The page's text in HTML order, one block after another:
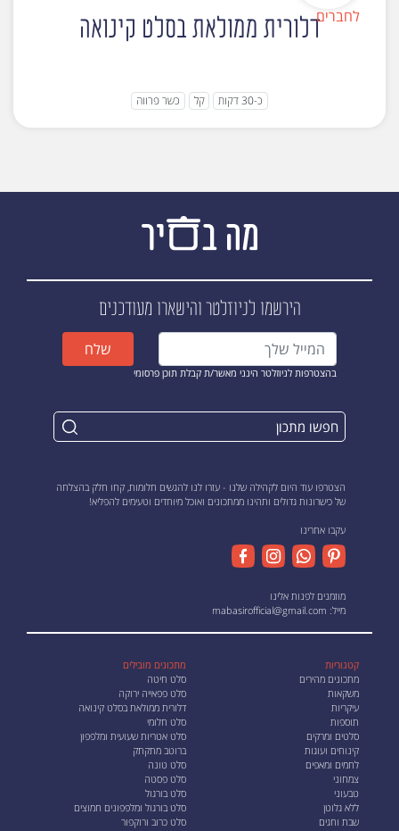
דלורית ממולאת בסלט קינואה
כ-30 דקות קל כשר פרווה
הירשמו לניוזלטרוהישארו מעודכנים
בהצטרפות לניוזלטר הינני מאשר/ת קבלת תוכן פרסומי
שלח
הצטרפו עוד היום לקהילה שלנו - עזרו לנו להגשים חלומות, קחו חלק בהצלחה
של כישרונות גדולים ותהינו ממתכונים ואוכל מיוחדים וטעימים להפליא!
עקבו אחרינו
מוזמנים לפנות אלינו
מייל: mabasirofficial@gmail.com
קטגוריות
מתכונים מהירים
משקאות
עיקריות
תוספות
סלטים ומרקים
קינוחים ועוגות
לחמים ומאפים
צמחוני
טבעוני
ללא גלוטן
שבת וחגים
מתכונים מובילים
סלט חיטה
סלט פפאייה ירוקה
דלורית ממולאת בסלט קינואה
סלט חלומי
סלט אטריות שעועית ומלפפון
ברוטב מתקתק
סלט טונה
סלט פסטה
סלט בורגול
סלט בורגול ומלפפונים חמוצים
סלט כרוב ורוקפור